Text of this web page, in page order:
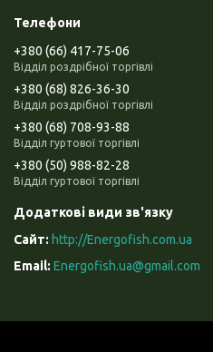
+380 (66) 417-75-06
Відділ роздрібної торгівлі
+380 (68) 826-36-30
Відділ роздрібної торгівлі
+380 (68) 708-93-88
Відділ гуртової торгівлі
+380 (50) 988-82-28
Відділ гуртової торгівлі
http://Energofish.com.ua
Energofish.ua@gmail.com